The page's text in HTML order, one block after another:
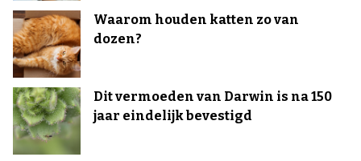
Waarom houden katten zo van
dozen?
Dit vermoeden van Darwin is na 150
jaar eindelijk bevestigd